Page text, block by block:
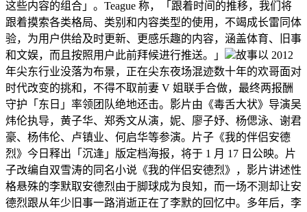
这些内容的组合」。Teague 称，「跟着时间的推移，我们将
跟着摸索各类格局、类别和内容类型的使用，不竭成长雷同体
验，为用户供给及时更新、更感乐趣的内容，涵盖体育、旧事
和文娱，而且按照用户此前拜候进行推送。」
故事以 2012
年尖东行业没落为布景，正在尖东夜场混迹数十年的欢哥面对
时代改变的挑和，不得不取前妻 V 姐联手合做，最终两报酬
守护「东日」率领团队绝地还击。影片由《毒舌大状》导演吴
炜伦执导，黄子华、郑秀文从演，妮、廖子妤、杨偲泳、谢君
豪、杨伟伦、卢镇业、何启华等参演。片子《我的伴侣安德
烈》今日释出「沉逢」版定档海报，将于 1 月 17 日公映。片
子改编自双雪涛的同名小说《我的伴侣安德烈》，影片讲述性
格悬殊的李默取安德烈由于脚球成为良知，而一场不测却让安
德烈跟从年少旧事一路消逝正在了李默的回忆中。多年后，李